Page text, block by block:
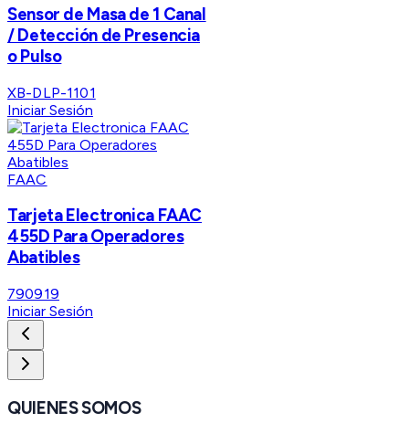
Sensor de Masa de 1 Canal
/ Detección de Presencia
o Pulso
XB-DLP-1101
Iniciar Sesión
FAAC
Tarjeta Electronica FAAC
455D Para Operadores
Abatibles
790919
Iniciar Sesión
QUIENES SOMOS